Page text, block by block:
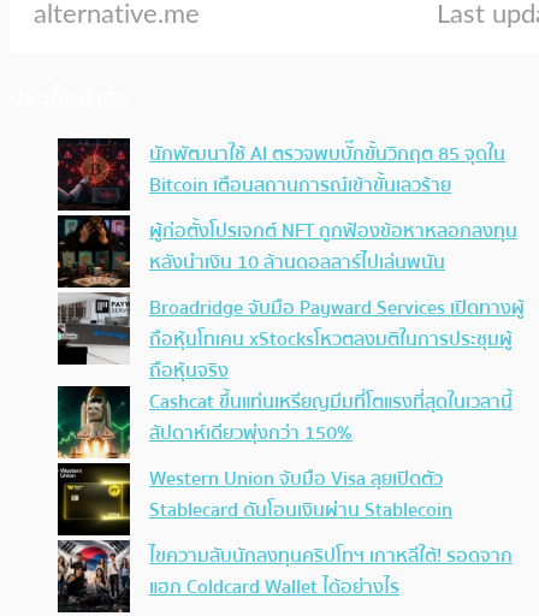
นักพัฒนาใช้ AI ตรวจพบบั๊กขั้นวิกฤต 85 จุดใน
Bitcoin เตือนสถานการณ์เข้าขั้นเลวร้าย
ผู้ก่อตั้งโปรเจกต์ NFT ถูกฟ้องข้อหาหลอกลงทุน
หลังนำเงิน 10 ล้านดอลลาร์ไปเล่นพนัน
Broadridge จับมือ Payward Services เปิดทางผู้
ถือหุ้นโทเคน xStocksโหวตลงมติในการประชุมผู้
ถือหุ้นจริง
Cashcat ขึ้นแท่นเหรียญมีมที่โตแรงที่สุดในเวลานี้
สัปดาห์เดียวพุ่งกว่า 150%
Western Union จับมือ Visa ลุยเปิดตัว
Stablecard ดันโอนเงินผ่าน Stablecoin
ไขความลับนักลงทุนคริปโทฯ เกาหลีใต้! รอดจาก
แฮก Coldcard Wallet ได้อย่างไร